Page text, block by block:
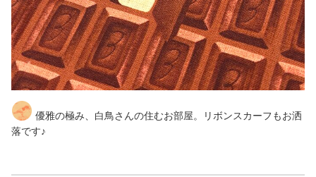
優雅の極み、白鳥さんの住むお部屋。リボンスカーフもお洒
落です♪